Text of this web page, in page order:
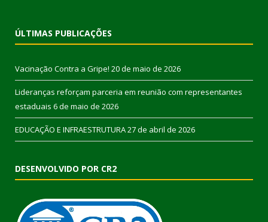
ÚLTIMAS PUBLICAÇÕES
Vacinação Contra a Gripe! 20 de maio de 2026
Lideranças reforçam parceria em reunião com representantes
estaduais 6 de maio de 2026
EDUCAÇÃO E INFRAESTRUTURA27 de abril de 2026
DESENVOLVIDO POR CR2